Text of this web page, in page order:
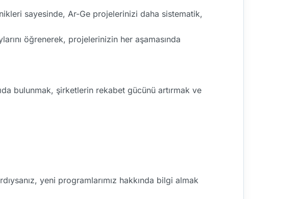
sayesinde, Ar-Ge projelerinizi daha sistematik,
öğrenerek, projelerinizin her aşamasında
bulunmak, şirketlerin rekabet gücünü artırmak ve
yeni programlarımız hakkında bilgi almak